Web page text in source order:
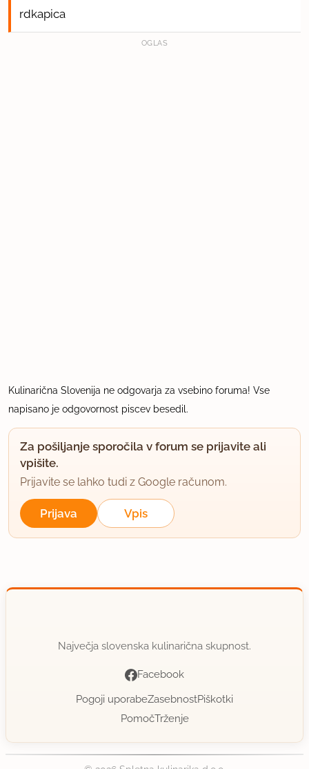
rdkapica
OGLAS
Kulinarična Slovenija ne odgovarja za vsebino foruma! Vse
napisano je odgovornost piscev besedil.
Za pošiljanje sporočila v forum se prijavite ali
vpišite.
Prijavite se lahko tudi z Google računom.
Prijava Vpis
Največja slovenska kulinarična skupnost.
Facebook
Pogoji uporabeZasebnostPiškotki
PomočTrženje